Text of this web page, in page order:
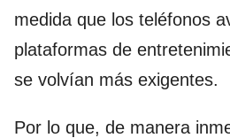
medida que los teléfonos
plataformas de
se volvían más exigentes.
Por lo que, de manera